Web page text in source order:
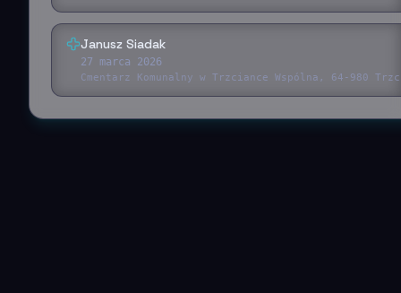
Janusz Siadak
27 marca 2026
Cmentarz Komunalny w Trzciance Wspólna, 64-980